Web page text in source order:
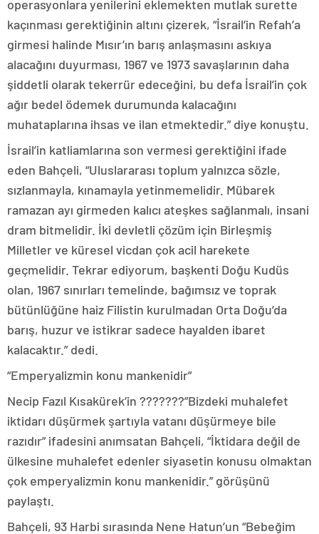
operasyonlara yenilerini eklemekten mutlak surette
kaçınması gerektiğinin altını çizerek, “İsrail’in Refah’a
girmesi halinde Mısır’ın barış anlaşmasını askıya
alacağını duyurması, 1967 ve 1973 savaşlarının daha
şiddetli olarak tekerrür edeceğini, bu defa İsrail’in çok
ağır bedel ödemek durumunda kalacağını
muhataplarına ihsas ve ilan etmektedir.” diye konuştu.
İsrail’in katliamlarına son vermesi gerektiğini ifade
eden Bahçeli, “Uluslararası toplum yalnızca sözle,
sızlanmayla, kınamayla yetinmemelidir. Mübarek
ramazan ayı girmeden kalıcı ateşkes sağlanmalı, insani
dram bitmelidir. İki devletli çözüm için Birleşmiş
Milletler ve küresel vicdan çok acil harekete
geçmelidir. Tekrar ediyorum, başkenti Doğu Kudüs
olan, 1967 sınırları temelinde, bağımsız ve toprak
bütünlüğüne haiz Filistin kurulmadan Orta Doğu’da
barış, huzur ve istikrar sadece hayalden ibaret
kalacaktır.” dedi.
“Emperyalizmin konu mankenidir”
Necip Fazıl Kısakürek’in ???????”Bizdeki muhalefet
iktidarı düşürmek şartıyla vatanı düşürmeye bile
razıdır” ifadesini anımsatan Bahçeli, “İktidara değil de
ülkesine muhalefet edenler siyasetin konusu olmaktan
çok emperyalizmin konu mankenidir.” görüşünü
paylaştı.
Bahçeli, 93 Harbi sırasında Nene Hatun’un “Bebeğim